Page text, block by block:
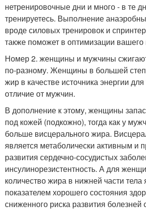
нетренировочные дни и много - в те
тренируетесь. Выполнение
вроде силовых тренировок и
также поможет в оптимизации
Номер 2. женщины и мужчины
по-разному. Женщины в большей
жир в качестве источника энергии
отличие от мужчин.
В дополнение к этому, женщины
под кожей (подкожно), тогда как у
больше висцерального жира.
является метаболически активным и
развития сердечно-сосудистых
инсулинорезистентность. А для
количество жира в нижней части тела
показателем хорошего состояния
сниженного риска развития болезней